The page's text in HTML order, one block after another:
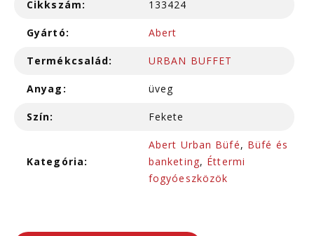
Cikkszám: 133424
Gyártó: Abert
Termékcsalád: URBAN BUFFET
Anyag: üveg
Szín: Fekete
Kategória:
Abert Urban Büfé, Büfé és
banketing, Éttermi
fogyóeszközök